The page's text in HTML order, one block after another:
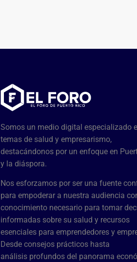
Somos un medio digital especializado
temas de salud y empresarismo,
destacándonos por un enfoque en
y la diáspora.
Nos esforzamos por ser una fuente
para empoderar a nuestra audiencia
conocimiento necesario para tomar
informadas sobre su salud y recursos
esenciales para emprendedores y
Desde consejos prácticos hasta
análisis profundos del panorama